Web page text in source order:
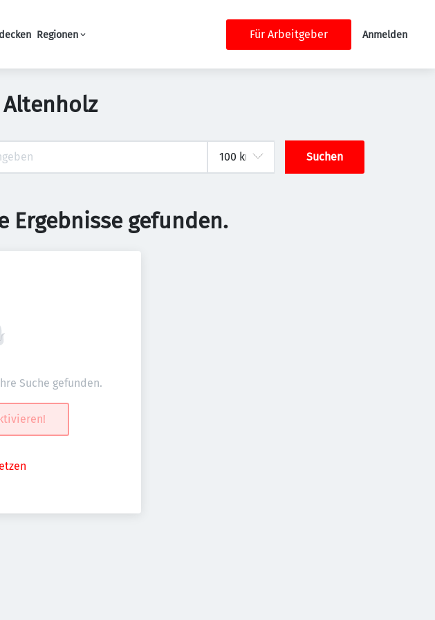
Regionen Für Arbeitgeber Anmelden
Suchen
Ergebnisse gefunden.
Suche gefunden.